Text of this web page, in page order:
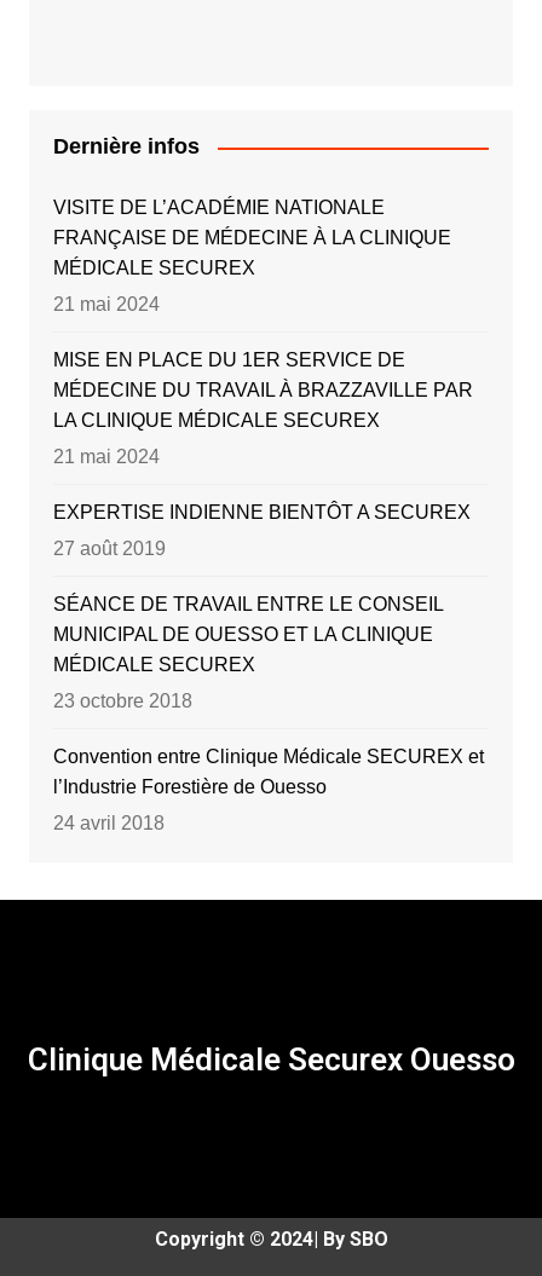
Dernière infos
VISITE DE L’ACADÉMIE NATIONALE
FRANÇAISE DE MÉDECINE À LA CLINIQUE
MÉDICALE SECUREX
21 mai 2024
MISE EN PLACE DU 1ER SERVICE DE
MÉDECINE DU TRAVAIL À BRAZZAVILLE PAR
LA CLINIQUE MÉDICALE SECUREX
21 mai 2024
EXPERTISE INDIENNE BIENTÔT A SECUREX
27 août 2019
SÉANCE DE TRAVAIL ENTRE LE CONSEIL
MUNICIPAL DE OUESSO ET LA CLINIQUE
MÉDICALE SECUREX
23 octobre 2018
Convention entre Clinique Médicale SECUREX et
l’Industrie Forestière de Ouesso
24 avril 2018
Clinique Médicale Securex Ouesso
Copyright © 2024| By SBO